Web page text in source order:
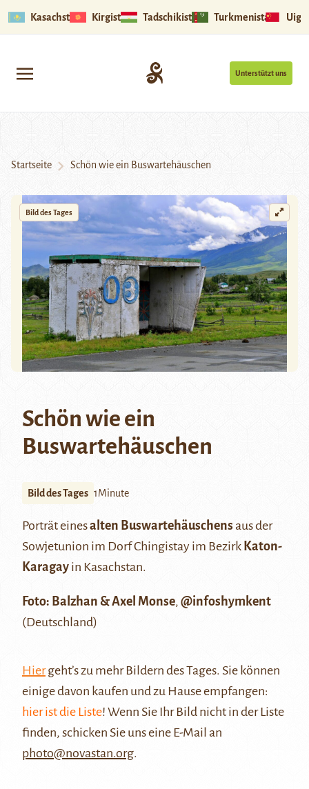
Kasachstan Kirgistan Tadschikistan Turkmenistan
Unterstützt uns
Startseite Schön wie ein Buswartehäuschen
Bild des Tages
Schön wie ein
Buswartehäuschen
Bild des Tages 1Minute
Porträt einesalten Buswartehäuschens aus der
Sowjetunion im Dorf Chingistay im Bezirk Katon-
Karagay in Kasachstan.
Foto: Balzhan & Axel Monse, @infoshymkent
(Deutschland)
Hiergeht’s zu mehr Bildern des Tages. Sie können
einige davon kaufen und zu Hause empfangen:
hier ist die Liste! Wenn Sie Ihr Bild nicht in der Liste
finden, schicken Sie uns eine E-Mail an
photo@novastan.org.